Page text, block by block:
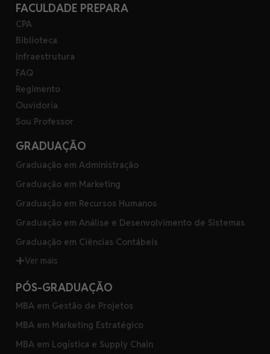
FACULDADE PREPARA
CPA
Biblioteca
Infraestrutura
FAQ
Regimento
Ouvidoria
Sou Professor
GRADUAÇÃO
Graduação em Administração
Graduação em Marketing
Graduação em Recursos Humanos
Graduação em Análise e Desenvolvimento de Sistemas
Graduação em Ciências Contábeis
Ver mais
PÓS-GRADUAÇÃO
MBA em Gestão de Projetos
MBA em Marketing Estratégico
MBA em Logística e Supply Chain